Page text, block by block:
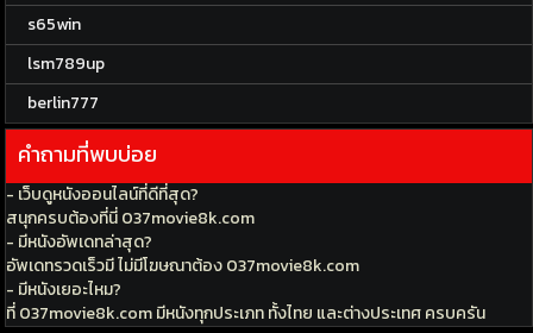
s65win
lsm789up
berlin777
คำถามที่พบบ่อย
- เว็บดูหนังออนไลน์ที่ดีที่สุด?
สนุกครบต้องที่นี่ 037movie8k.com
- มีหนังอัพเดทล่าสุด?
อัพเดทรวดเร็วมี ไม่มีโฆษณาต้อง 037movie8k.com
- มีหนังเยอะไหม?
ที่ 037movie8k.com มีหนังทุกประเภท ทั้งไทย และต่างประเทศ ครบครัน